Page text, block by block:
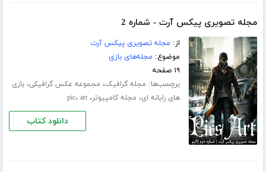
مجله تصویری پیکس آرت - شماره 2
از: مجله تصویری پیکس آرت
موضوع: مجله‌های بازی
۱۹ صفحه
برچسب‌ها: مجله گرافیک، مجموعه عکس گرافیکی،بازی
های رایانه ای، مجله کامپیوتر، pic، art
دانلود کتاب